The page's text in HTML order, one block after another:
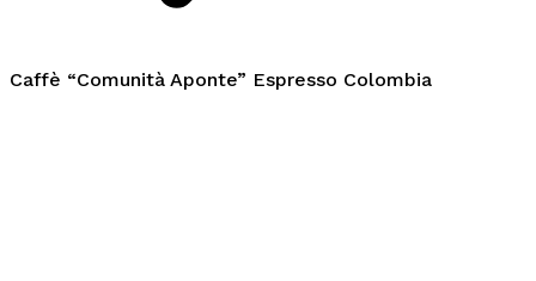
Caffè “Comunità Aponte” Espresso Colombia